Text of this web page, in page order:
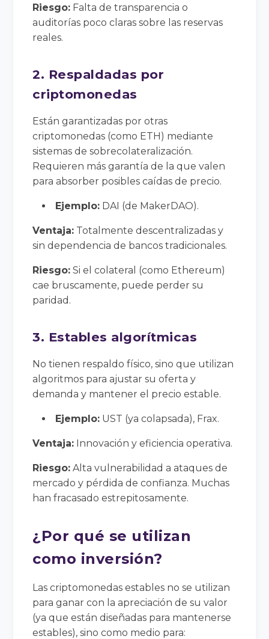
Riesgo: Falta de transparencia o
auditorías poco claras sobre las reservas
reales.
2. Respaldadas por
criptomonedas
Están garantizadas por otras
criptomonedas (como ETH) mediante
sistemas de sobrecolateralización.
Requieren más garantía de la que valen
para absorber posibles caídas de precio.
Ejemplo: DAI (de MakerDAO).
Ventaja: Totalmente descentralizadas y
sin dependencia de bancos tradicionales.
Riesgo: Si el colateral (como Ethereum)
cae bruscamente, puede perder su
paridad.
3. Estables algorítmicas
No tienen respaldo físico, sino que utilizan
algoritmos para ajustar su oferta y
demanda y mantener el precio estable.
Ejemplo: UST (ya colapsada), Frax.
Ventaja: Innovación y eficiencia operativa.
Riesgo: Alta vulnerabilidad a ataques de
mercado y pérdida de confianza. Muchas
han fracasado estrepitosamente.
¿Por qué se utilizan
como inversión?
Las criptomonedas estables no se utilizan
para ganar con la apreciación de su valor
(ya que están diseñadas para mantenerse
estables), sino como medio para: